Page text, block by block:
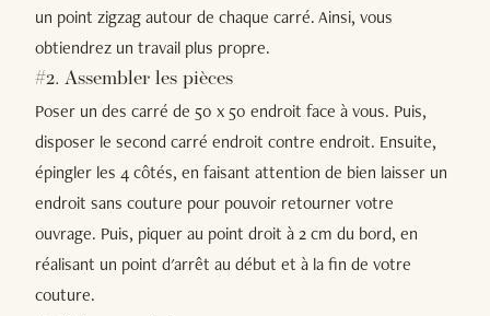
un point zigzag autour de chaque carré. Ainsi, vous
obtiendrez un travail plus propre.
#2. Assembler les pièces
Poser un des carré de 50 x 50 endroit face à vous. Puis,
disposer le second carré endroit contre endroit. Ensuite,
épingler les 4 côtés, en faisant attention de bien laisser un
endroit sans couture pour pouvoir retourner votre
ouvrage. Puis, piquer au point droit à 2 cm du bord, en
réalisant un point d'arrêt au début et à la fin de votre
couture.